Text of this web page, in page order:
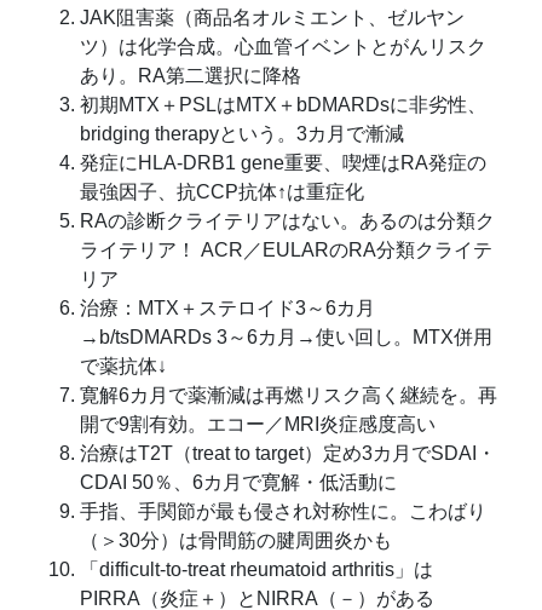
JAK阻害薬（商品名オルミエント、ゼルヤン
ツ）は化学合成。心血管イベントとがんリスク
あり。RA第二選択に降格
初期MTX＋PSLはMTX＋bDMARDsに非劣性、
bridging therapyという。3カ月で漸減
発症にHLA-DRB1 gene重要、喫煙はRA発症の
最強因子、抗CCP抗体↑は重症化
RAの診断クライテリアはない。あるのは分類ク
ライテリア！ ACR／EULARのRA分類クライテ
リア
治療：MTX＋ステロイド3～6カ月
→b/tsDMARDs 3～6カ月→使い回し。MTX併用
で薬抗体↓
寛解6カ月で薬漸減は再燃リスク高く継続を。再
開で9割有効。エコー／MRI炎症感度高い
治療はT2T（treat to target）定め3カ月でSDAI・
CDAI 50％、6カ月で寛解・低活動に
手指、手関節が最も侵され対称性に。こわばり
（＞30分）は骨間筋の腱周囲炎かも
「difficult-to-treat rheumatoid arthritis」は
PIRRA（炎症＋）とNIRRA（－）がある